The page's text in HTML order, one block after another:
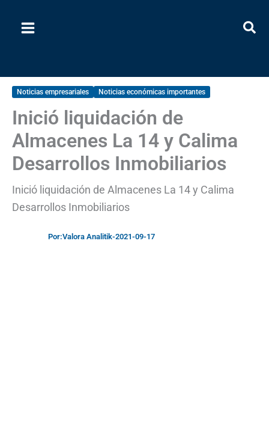
Noticias empresariales Noticias económicas importantes
Inició liquidación de
Almacenes La 14 y Calima
Desarrollos Inmobiliarios
Inició liquidación de Almacenes La 14 y Calima
Desarrollos Inmobiliarios
Por:Valora Analitik-2021-09-17